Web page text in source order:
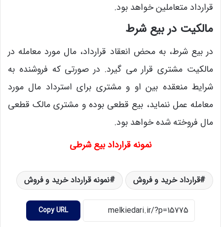
قرارداد متعاملین خواهد بود.
مالکیت در بیع شرط
در بیع شرط، به محض انعقاد قرارداد، مال مورد معامله در
مالکیت مشتری قرار می گیرد. در صورتی که فروشنده به
شرایط منعقده بین او و مشتری برای استرداد مال مورد
معامله عمل ننماید، بیع قطعی بوده و مشتری مالک قطعی
مال فروخته شده خواهد بود.
نمونه قرارداد بیع شرطی
قرارداد خرید و فروش نمونه قرارداد خرید و فروش
Copy URL